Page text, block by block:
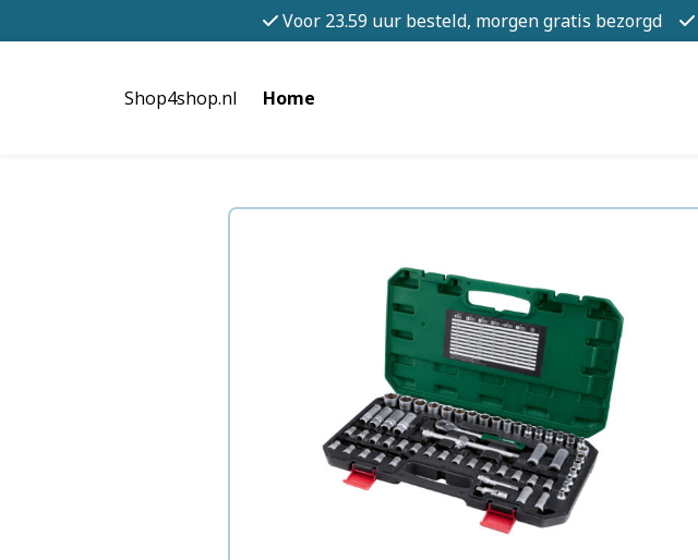
Voor 23.59 uur besteld, morgen gratis bezorgd
Shop4shop.nl Home